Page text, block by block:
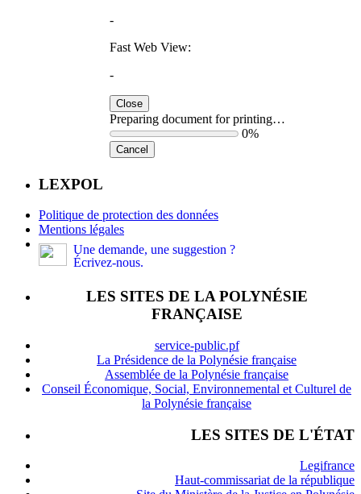
-
Fast Web View:
-
Close
Preparing document for printing…
0%
Cancel
LEXPOL
Politique de protection des données
Mentions légales
Une demande, une suggestion ?
Écrivez-nous.
LES SITES DE LA POLYNÉSIE
FRANÇAISE
service-public.pf
La Présidence de la Polynésie française
Assemblée de la Polynésie française
Conseil Économique, Social, Environnemental et Culturel de
la Polynésie française
LES SITES DE L'ÉTAT
Legifrance
Haut-commissariat de la république